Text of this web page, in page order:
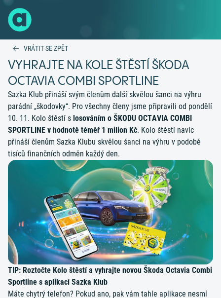
VRÁTIT SE ZPĚT
VYHRAJTE NA KOLE ŠTĚSTÍ ŠKODA
OCTAVIA COMBI SPORTLINE
Sazka Klub přináší svým členům další skvělou šanci na výhru
parádní „škodovky“. Pro všechny členy jsme připravili od pondělí
10. 11. Kolo štěstí s losováním o ŠKODU OCTAVIA COMBI
SPORTLINE v hodnotě téměř 1 milion Kč. Kolo štěstí navíc
přináší členům Sazka Klubu skvělou šanci na výhru v podobě
tisíců finančních odměn každý den.
TIP: Roztočte Kolo štěstí a vyhrajte novou Škoda Octavia Combi
Sportline s aplikací Sazka Klub
Máte chytrý telefon? Pokud ano, pak vám tahle aplikace nesmí